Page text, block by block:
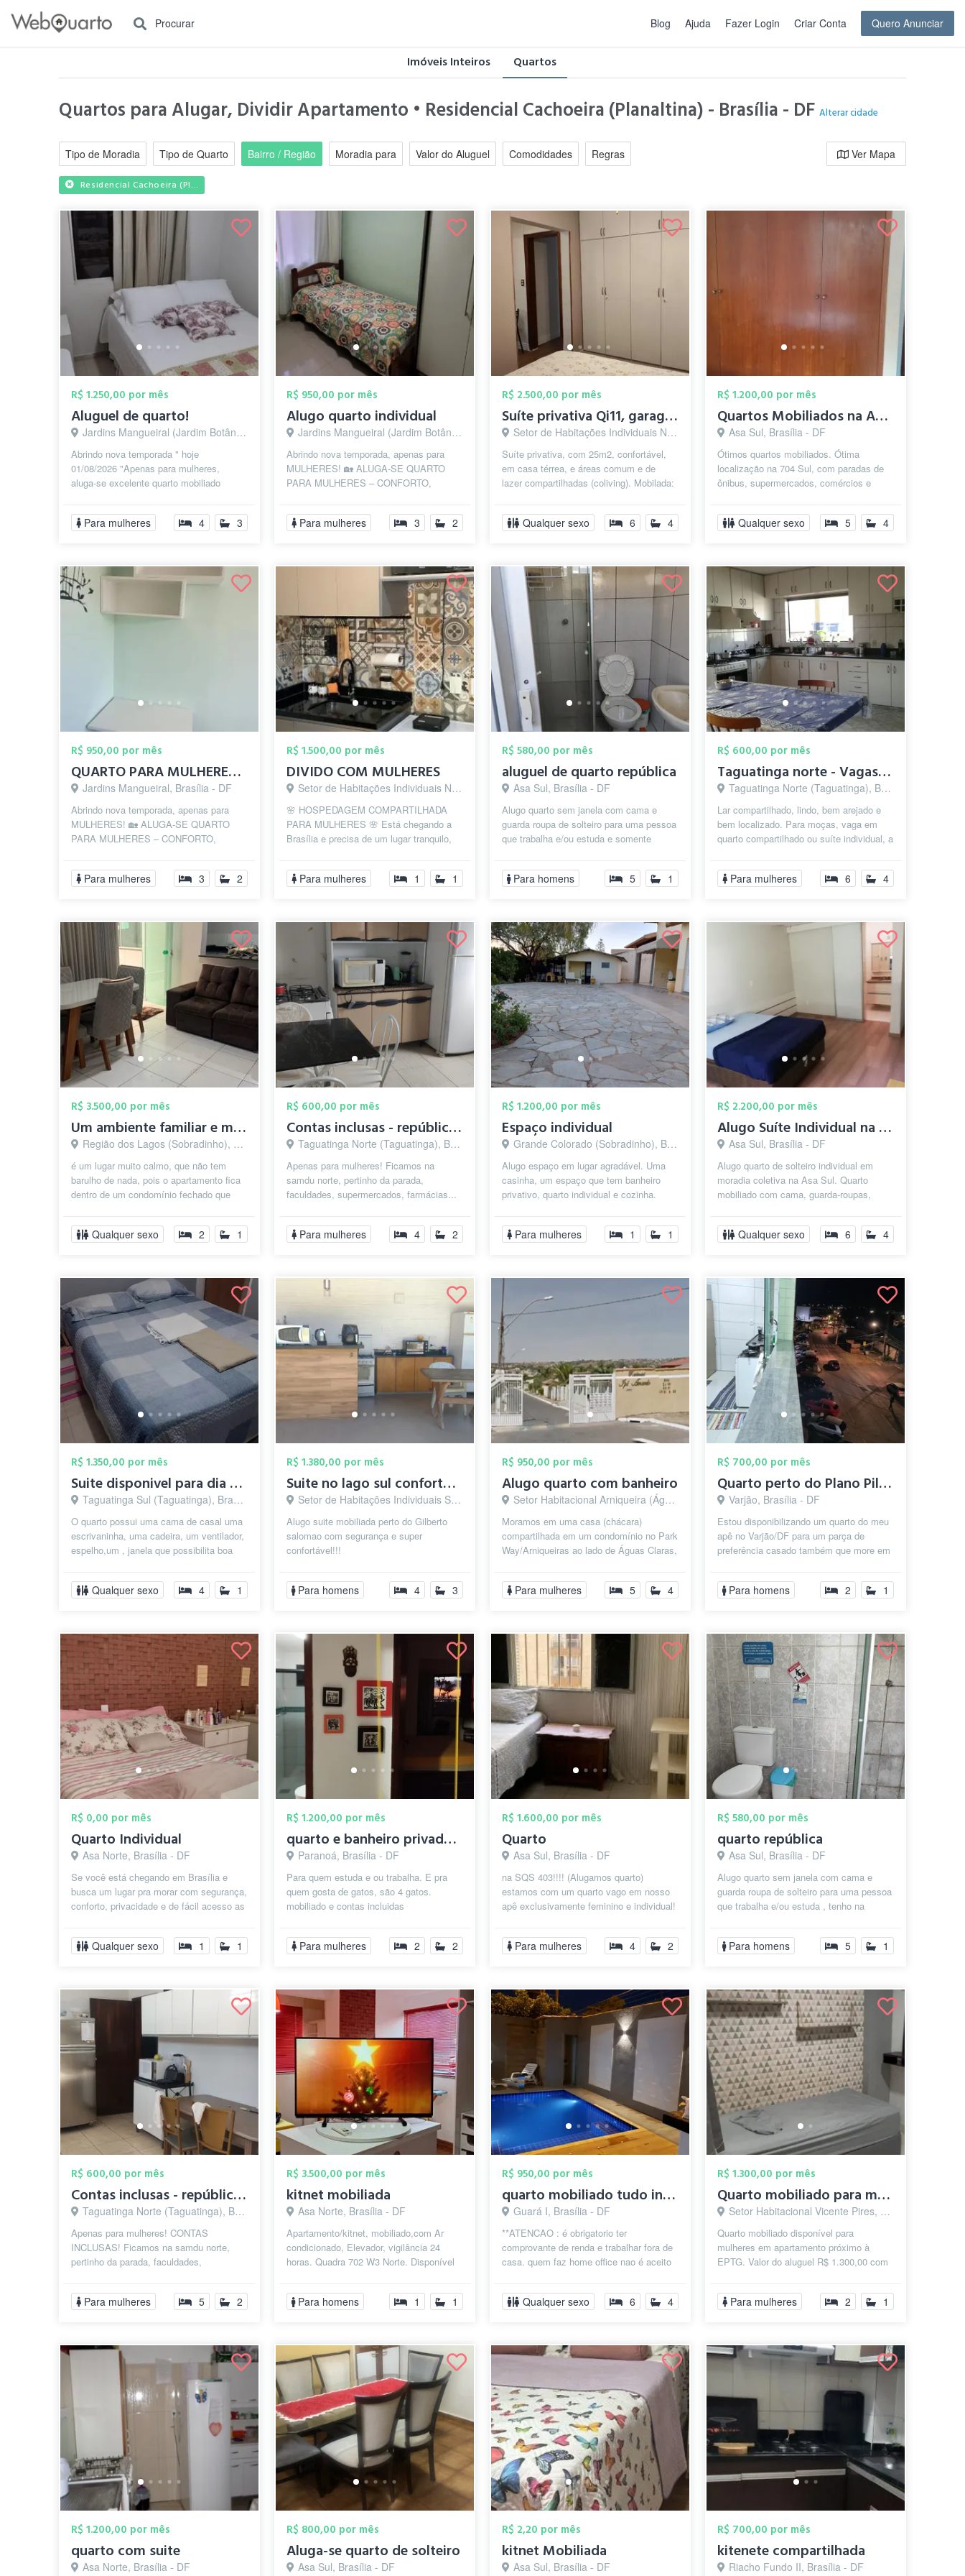
Procurar Blog Ajuda Fazer Login Criar Conta Quero Anunciar
Imóveis Inteiros Quartos
Quartos para Alugar, Dividir Apartamento • Residencial Cachoeira (Planaltina) - Brasília - DFAlterar cidade
Tipo de Moradia Tipo de Quarto Bairro / Região Moradia para Valor do Aluguel Comodidades Regras Ver Mapa
Residencial Cachoeira (Pl...
R$ 1.250,00 por mês
Aluguel de quarto!
Jardins Mangueiral (Jardim Botânico), Brasília - DF
Abrindo nova temporada " hoje
01/08/2026 "Apenas para mulheres,
aluga-se excelente quarto mobiliado
estudo,ventilador de ...
Para mulheres 4 3
R$ 950,00 por mês
Alugo quarto individual
Jardins Mangueiral (Jardim Botânico), Brasília - DF
Abrindo nova temporada, apenas para
MULHERES! 🏡 ALUGA-SE QUARTO
PARA MULHERES – CONFORTO,
Quarto solteiro mobiliado com ...
Para mulheres 3 2
R$ 2.500,00 por mês
Suíte privativa Qi11, garagem, mobília, ...
Setor de Habitações Individuais Norte, Brasília - DF
Suíte privativa, com 25m2, confortável,
em casa térrea, e áreas comum e de
lazer compartilhadas (coliving). Mobilada:
Qualquer sexo 6 4
R$ 1.200,00 por mês
Quartos Mobiliados na Asa Sul
Asa Sul, Brasília - DF
Ótimos quartos mobiliados. Ótima
localização na 704 Sul, com paradas de
ônibus, supermercados, comércios e
UDF.
Qualquer sexo 5 4
R$ 950,00 por mês
QUARTO PARA MULHERES – CONFORTO, SEGURAN...
Jardins Mangueiral, Brasília - DF
Abrindo nova temporada, apenas para
MULHERES! 🏡 ALUGA-SE QUARTO
PARA MULHERES – CONFORTO,
Quarto solteiro mobiliado com ...
Para mulheres 3 2
R$ 1.500,00 por mês
DIVIDO COM MULHERES
Setor de Habitações Individuais Norte, Brasília - DF
🌸 HOSPEDAGEM COMPARTILHADA
PARA MULHERES 🌸 Está chegando a
Brasília e precisa de um lugar tranquilo,
moradia...
Para mulheres 1 1
R$ 580,00 por mês
aluguel de quarto república
Asa Sul, Brasília - DF
Alugo quarto sem janela com cama e
guarda roupa de solteiro para uma pessoa
que trabalha e/ou estuda e somente
Para homens 5 1
R$ 600,00 por mês
Taguatinga norte - Vagas para moças - Pe...
Taguatinga Norte (Taguatinga), Brasília - DF
Lar compartilhado, lindo, bem arejado e
bem localizado. Para moças, vaga em
quarto compartilhado ou suíte individual, a
Para mulheres 6 4
R$ 3.500,00 por mês
Um ambiente familiar e muito calmo, sem ...
Região dos Lagos (Sobradinho), Brasília - DF
é um lugar muito calmo, que não tem
barulho de nada, pois o apartamento fica
dentro de um condomínio fechado que
ambiente...
Qualquer sexo 2 1
R$ 600,00 por mês
Contas inclusas - república feminina
Taguatinga Norte (Taguatinga), Brasília - DF
Apenas para mulheres! Ficamos na
samdu norte, pertinho da parada,
faculdades, supermercados, farmácias...
Anchieta...
Para mulheres 4 2
R$ 1.200,00 por mês
Espaço individual
Grande Colorado (Sobradinho), Brasília - DF
Alugo espaço em lugar agradável. Uma
casinha, um espaço que tem banheiro
privativo, quarto individual e cozinha.
Para mulheres 1 1
R$ 2.200,00 por mês
Alugo Suíte Individual na Asa Sul
Asa Sul, Brasília - DF
Alugo quarto de solteiro individual em
moradia coletiva na Asa Sul. Quarto
mobiliado com cama, guarda-roupas,
Qualquer sexo 6 4
R$ 1.350,00 por mês
Suite disponivel para dia 27 de Agosto
Taguatinga Sul (Taguatinga), Brasília - DF
O quarto possui uma cama de casal uma
escrivaninha, uma cadeira, um ventilador,
espelho,um , janela que possibilita boa
Qualquer sexo 4 1
R$ 1.380,00 por mês
Suite no lago sul confortavel e lugar se...
Setor de Habitações Individuais Sul, Brasília - DF
Alugo suite mobiliada perto do Gilberto
salomao com segurança e super
confortável!!!
Para homens 4 3
R$ 950,00 por mês
Alugo quarto com banheiro
Setor Habitacional Arniqueira (Águas Claras), Brasília - DF
Moramos em uma casa (chácara)
compartilhada em um condomínio no Park
Way/Arniqueiras ao lado de Águas Claras,
integrante...
Para mulheres 5 4
R$ 700,00 por mês
Quarto perto do Plano Piloto
Varjão, Brasília - DF
Estou disponibilizando um quarto do meu
apê no Varjão/DF para um parça de
preferência casado também que more em
Para homens 2 1
R$ 0,00 por mês
Quarto Individual
Asa Norte, Brasília - DF
Se você está chegando em Brasília e
busca um lugar pra morar com segurança,
conforto, privacidade e de fácil acesso as
Qualquer sexo 1 1
R$ 1.200,00 por mês
quarto e banheiro privado em amplo apart...
Paranoá, Brasília - DF
Para quem estuda e ou trabalha. E pra
quem gosta de gatos, são 4 gatos.
mobiliado e contas incluidas
Para mulheres 2 2
R$ 1.600,00 por mês
Quarto
Asa Sul, Brasília - DF
na SQS 403!!!! (Alugamos quarto)
estamos com um quarto vago em nosso
apê exclusivamente feminino e individual!
cas...
Para mulheres 4 2
R$ 580,00 por mês
quarto república
Asa Sul, Brasília - DF
Alugo quarto sem janela com cama e
guarda roupa de solteiro para uma pessoa
que trabalha e/ou estuda , tenho na
Para homens 5 1
R$ 600,00 por mês
Contas inclusas - república feminina
Taguatinga Norte (Taguatinga), Brasília - DF
Apenas para mulheres! CONTAS
INCLUSAS! Ficamos na samdu norte,
pertinho da parada, faculdades,
Projeção, Unop...
Para mulheres 5 2
R$ 3.500,00 por mês
kitnet mobiliada
Asa Norte, Brasília - DF
Apartamento/kitnet, mobiliado,com Ar
condicionado, Elevador, vigilância 24
horas. Quadra 702 W3 Norte. Disponível
Para homens 1 1
R$ 950,00 por mês
quarto mobiliado tudo insluso com piscin...
Guará I, Brasília - DF
**ATENCAO : é obrigatorio ter
comprovante de renda e trabalhar fora de
casa. quem faz home office nao é aceito
paga...
Qualquer sexo 6 4
R$ 1.300,00 por mês
Quarto mobiliado para mulheres em Vicent...
Setor Habitacional Vicente Pires, Brasília - DF
Quarto mobiliado disponível para
mulheres em apartamento próximo à
EPTG. Valor do aluguel R$ 1.300,00 com
exceção da e...
Para mulheres 2 1
R$ 1.200,00 por mês
quarto com suite
Asa Norte, Brasília - DF
R$ 800,00 por mês
Aluga-se quarto de solteiro
Asa Sul, Brasília - DF
R$ 2,20 por mês
kitnet Mobiliada
Asa Sul, Brasília - DF
R$ 700,00 por mês
kitenete compartilhada
Riacho Fundo II, Brasília - DF